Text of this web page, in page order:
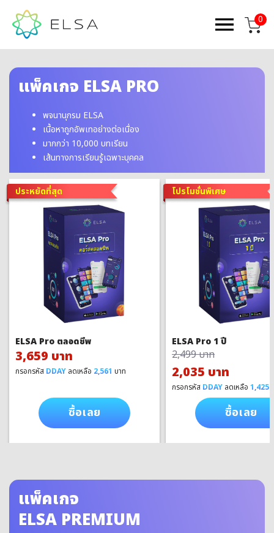
0
แพ็คเกจ ELSA PRO
พจนานุกรม ELSA
เนื้อหาถูกอัพเทอย่างต่อเนื่อง
มากกว่า 10,000 บทเรียน
เส้นทางการเรียนรู้เฉพาะบุคคล
ประหยัดที่สุด
ELSA Pro ตลอดชีพ
3,659 บาท
กรอกรหัส DDAY ลดเหลือ 2,561 บาท
ซื้อเลย
โปรโมชั่นพิเศษ
ELSA Pro 1 ปี
2,499 บาท
2,035 บาท
กรอกรหัส DDAY ลดเหลือ 1,425
ซื้อเลย
แพ็คเกจ
ELSA PREMIUM